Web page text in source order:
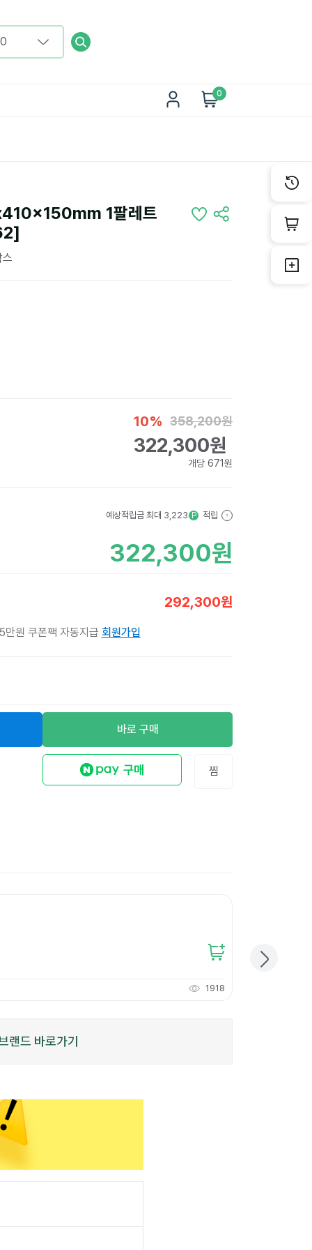
0
1팔레트
10% 358,200원
322,300원
개당 671원
예상적립금 최대 3,223 P 적립 ?
322,300원
292,300원
만원 쿠폰팩 자동지급 회원가입
바로 구매
찜
1918
11,000
3,666
랜드 바로가기